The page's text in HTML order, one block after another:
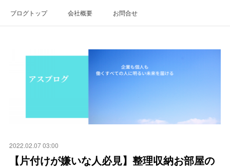
ブログトップ 会社概要 お問合せ
2022.02.07 03:00
【片付けが嫌いな人必見】整理収納お部屋の